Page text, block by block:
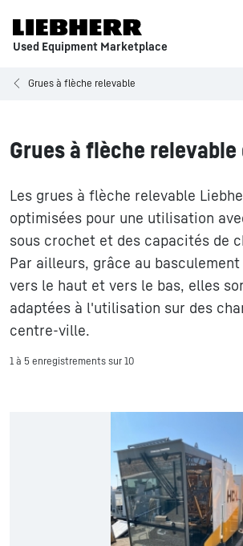
Used Equipment Marketplace
Grues à flèche relevable
Grues à flèche
Les grues à flèche relevable
optimisées pour une utilisation
sous crochet et des capacités de
Par ailleurs, grâce au
vers le haut et vers le bas, elles
adaptées à l'utilisation sur des
centre-ville.
1 à 5 enregistrements sur 10